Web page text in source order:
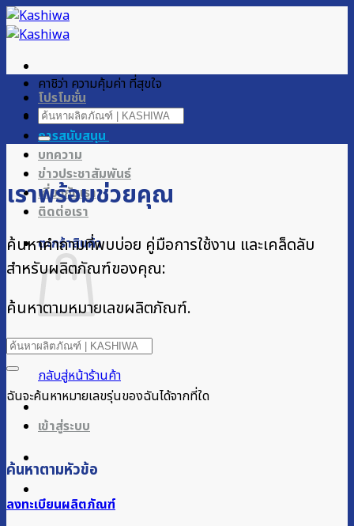
ข้าม
ไป
เนื้อหา
โปรโมชั่น
ผลิตภัณฑ์ของเรา
การสนับสนุน
บทความ
ข่าวประชาสัมพันธ์
เกี่ยวกับเรา
ติดต่อเรา
ตะกร้าสินค้า
ไม่มีสินค้าในตะกร้า
กลับสู่หน้าร้านค้า
เข้าสู่ระบบ
คาชิว่า ความคุ้มค่า ที่สุขใจ
ค้นหา:
เราพร้อมช่วยคุณ
ค้นหาคำถามที่พบบ่อย คู่มือการใช้งาน และเคล็ดลับ
สำหรับผลิตภัณฑ์ของคุณ:
ค้นหาตามหมายเลขผลิตภัณฑ์.
ค้นหา:
ฉันจะค้นหาหมายเลขรุ่นของฉันได้จากที่ใด
ค้นหาตามหัวข้อ
ลงทะเบียนผลิตภัณฑ์